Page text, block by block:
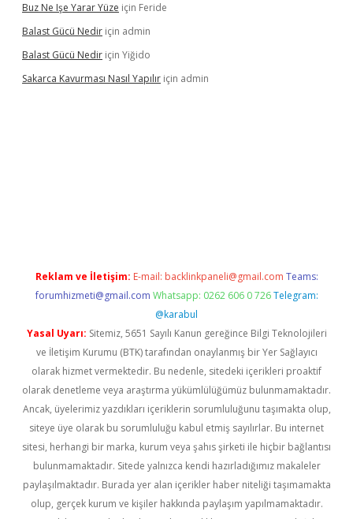
Buz Ne Işe Yarar Yüze için Feride
Balast Gücü Nedir için admin
Balast Gücü Nedir için Yiğido
Sakarca Kavurması Nasıl Yapılır için admin
Reklam ve İletişim: E-mail: backlinkpaneli@gmail.com Teams:
forumhizmeti@gmail.com Whatsapp: 0262 606 0 726 Telegram:
@karabul
Yasal Uyarı: Sitemiz, 5651 Sayılı Kanun gereğince Bilgi Teknolojileri
ve İletişim Kurumu (BTK) tarafından onaylanmış bir Yer Sağlayıcı
olarak hizmet vermektedir. Bu nedenle, sitedeki içerikleri proaktif
olarak denetleme veya araştırma yükümlülüğümüz bulunmamaktadır.
Ancak, üyelerimiz yazdıkları içeriklerin sorumluluğunu taşımakta olup,
siteye üye olarak bu sorumluluğu kabul etmiş sayılırlar. Bu internet
sitesi, herhangi bir marka, kurum veya şahıs şirketi ile hiçbir bağlantısı
bulunmamaktadır. Sitede yalnızca kendi hazırladığımız makaleler
paylaşılmaktadır. Burada yer alan içerikler haber niteliği taşımamakta
olup, gerçek kurum ve kişiler hakkında paylaşım yapılmamaktadır.